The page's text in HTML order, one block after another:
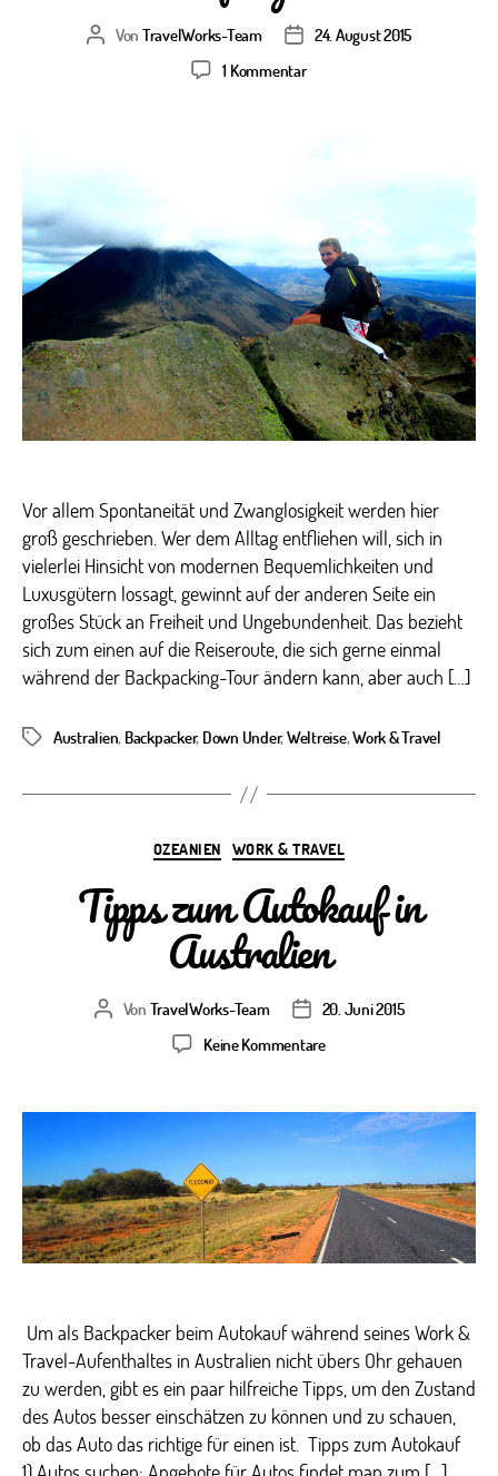
Beitragsautor
Von TravelWorks-Team Veröffentlichungsdatum
24. August 2015
1 Kommentarzu
Vor allem Spontaneität und Zwanglosigkeit werden hier
groß geschrieben. Wer dem Alltag entfliehen will, sich in
vielerlei Hinsicht von modernen Bequemlichkeiten und
Luxusgütern lossagt, gewinnt auf der anderen Seite ein
großes Stück an Freiheit und Ungebundenheit. Das bezieht
sich zum einen auf die Reiseroute, die sich gerne einmal
während der Backpacking-Tour ändern kann, aber auch […]
Schlagwörter
Australien, Backpacker, Down Under,Weltreise,Work & Travel
Kategorien
OZEANIEN WORK & TRAVEL
Tipps zum Autokauf in
Australien
Beitragsautor
Von TravelWorks-Team Veröffentlichungsdatum
20. Juni 2015
Keine Kommentarezu
Autokauf
in
Um als Backpacker beim Autokauf während seines Work &
Travel-Aufenthaltes in Australien nicht übers Ohr gehauen
zu werden, gibt es ein paar hilfreiche Tipps, um den Zustand
des Autos besser einschätzen zu können und zu schauen,
ob das Auto das richtige für einen ist. Tipps zum Autokauf